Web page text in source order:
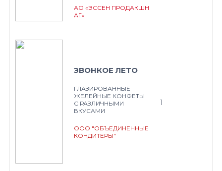
АО «ЭССЕН ПРОДАКШН
АГ»
ЗВОНКОЕ ЛЕТО
ГЛАЗИРОВАННЫЕ
ЖЕЛЕЙНЫЕ КОНФЕТЫ
С РАЗЛИЧНЫМИ
ВКУСАМИ
ООО "ОБЪЕДИНЕННЫЕ
КОНДИТЕРЫ"
1